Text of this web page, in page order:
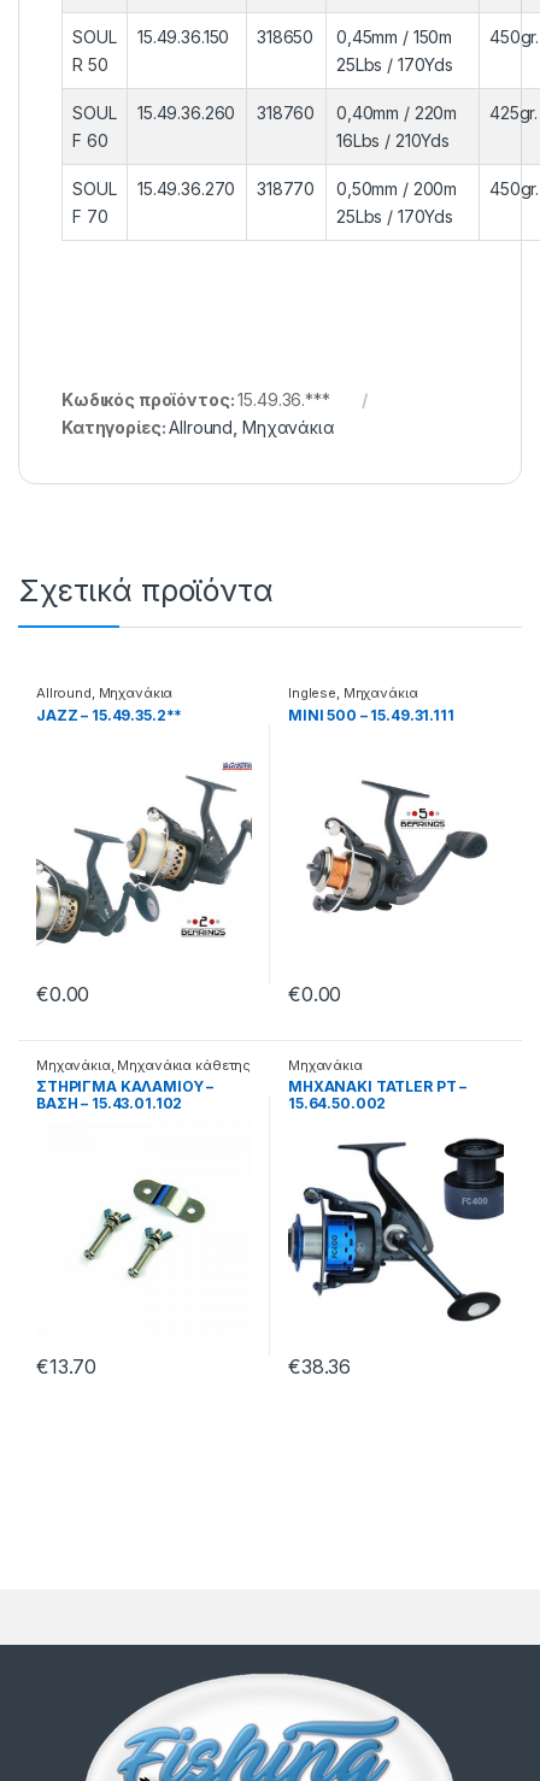
SOUL
R 50
15.49.36.150 318650
0,45mm / 150m
25Lbs / 170Yds
450gr.
SOUL
F 60
15.49.36.260 318760
0,40mm / 220m
16Lbs / 210Yds
425gr.
SOUL
F 70
15.49.36.270 318770
0,50mm / 200m
25Lbs / 170Yds
450gr.
Κωδικός προϊόντος:15.49.36.***
Κατηγορίες:Allround Μηχανάκια
Σχετικά προϊόντα
Allround Μηχανάκια
JAZZ – 15.49.35.2**
€0.00
Inglese Μηχανάκια
MINI 500 – 15.49.31.111
€0.00
Μηχανάκια, Μηχανάκια κάθετης
ηλεκτρονικά
ΣΤΗΡΙΓΜΑ ΚΑΛΑΜΙΟΥ –
ΒΑΣΗ – 15.43.01.102
€13.70
Μηχανάκια
ΜΗΧΑΝΑΚΙ TATLER PT –
15.64.50.002
€38.36